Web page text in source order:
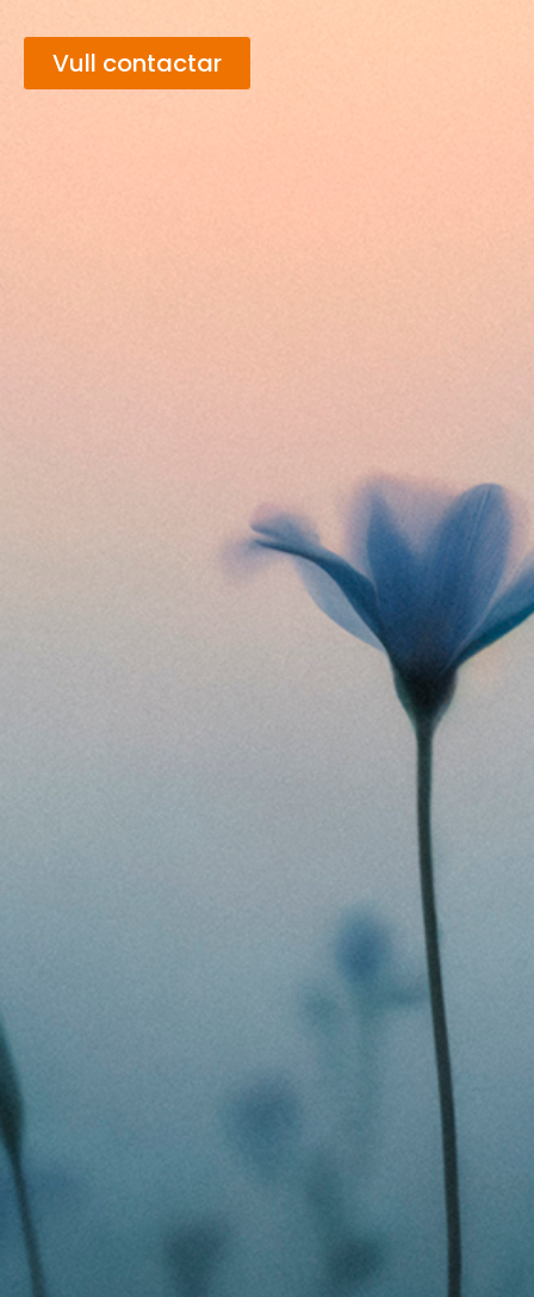
Vull contactar